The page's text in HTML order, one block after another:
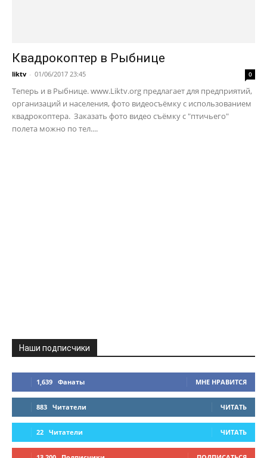
Квадрокоптер в Рыбнице
liktv - 01/06/2017 23:45 0
Теперь и в Рыбнице. www.Liktv.org предлагает для предприятий,
организаций и населения, фото видеосъёмку с использованием
квадрокоптера. Заказать фото видео съёмку с "птичьего"
полета можно по тел....
Наши подписчики
1,639 Фанаты МНЕ НРАВИТСЯ
883 Читатели ЧИТАТЬ
22 Читатели ЧИТАТЬ